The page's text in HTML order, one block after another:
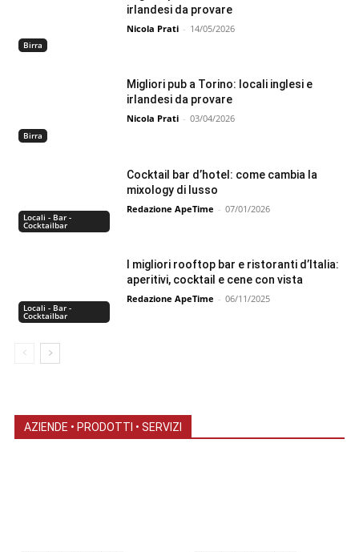
Birra
irlandesi da provare
Nicola Prati - 14/05/2026
Birra
Migliori pub a Torino: locali inglesi e
irlandesi da provare
Nicola Prati - 03/04/2026
Locali - Bar -
Cocktailbar
Cocktail bar d’hotel: come cambia la
mixology di lusso
Redazione ApeTime - 07/01/2026
Locali - Bar -
Cocktailbar
I migliori rooftop bar e ristoranti d’Italia:
aperitivi, cocktail e cene con vista
Redazione ApeTime - 06/11/2025
AZIENDE • PRODOTTI • SERVIZI